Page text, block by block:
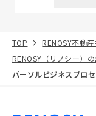
TOP RENOSY不動
RENOSY（リノシー）
パーソルビジネスプロ